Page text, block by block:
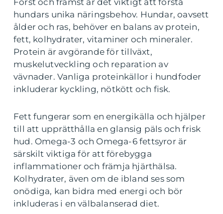
Först och främst är det viktigt att förstå
hundars unika näringsbehov. Hundar, oavsett
ålder och ras, behöver en balans av protein,
fett, kolhydrater, vitaminer och mineraler.
Protein är avgörande för tillväxt,
muskelutveckling och reparation av
vävnader. Vanliga proteinkällor i hundfoder
inkluderar kyckling, nötkött och fisk.
Fett fungerar som en energikälla och hjälper
till att upprätthålla en glansig päls och frisk
hud. Omega-3 och Omega-6 fettsyror är
särskilt viktiga för att förebygga
inflammationer och främja hjärthälsa.
Kolhydrater, även om de ibland ses som
onödiga, kan bidra med energi och bör
inkluderas i en välbalanserad diet.